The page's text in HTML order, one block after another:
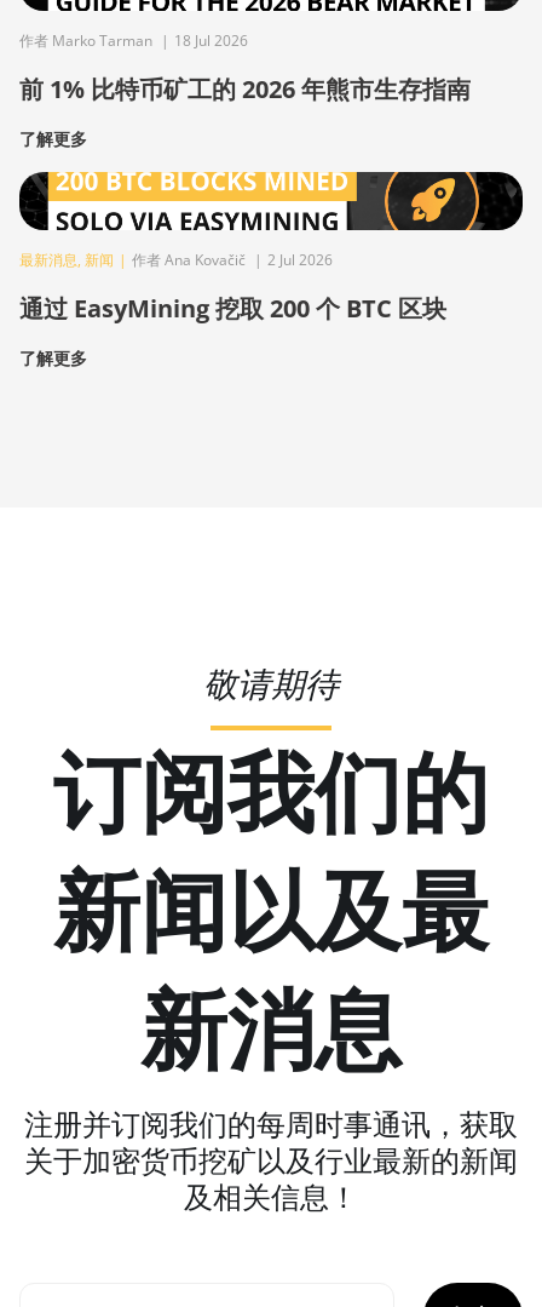
作者 Marko Tarman | 18 Jul 2026
前 1% 比特币矿工的 2026 年熊市生存指南
了解更多
最新消息, 新闻 | 作者 Ana Kovačič | 2 Jul 2026
通过 EasyMining 挖取 200 个 BTC 区块
了解更多
敬请期待
订阅我们的
新闻以及最
新消息
注册并订阅我们的每周时事通讯，获取
关于加密货币挖矿以及行业最新的新闻
及相关信息！